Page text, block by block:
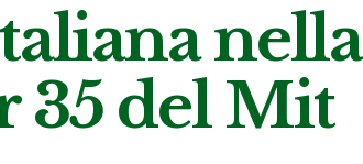
nella
35 del Mit